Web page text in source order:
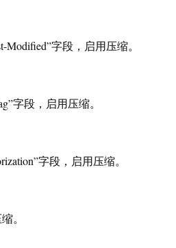
字段，启用压缩。
字段，启用压缩。
字段，启用压缩。
。